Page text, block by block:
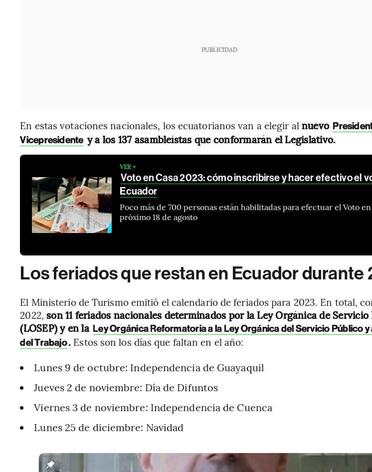
PUBLICIDAD
En estas votaciones nacionales, los ecuatorianos van a elegir al nuevo
Vicepresidente y a los 137 asambleístas que conformarán el Legislativo.
VER +
Voto en Casa 2023: cómo inscribirse y hacer efectivo el
Ecuador
Poco más de 700 personas están habilitadas para efectuar el Voto en
próximo 18 de agosto
Los feriados que restan en Ecuador durante
El Ministerio de Turismo emitió el calendario de feriados para 2023. En total,
2022, son 11 feriados nacionales determinados por la Ley Orgánica de
(LOSEP) y en la Ley Orgánica Reformatoria a la Ley Orgánica del Servicio Público
del Trabajo. Estos son los días que faltan en el año:
Lunes 9 de octubre: Independencia de Guayaquil
Jueves 2 de noviembre: Día de Difuntos
Viernes 3 de noviembre: Independencia de Cuenca
Lunes 25 de diciembre: Navidad